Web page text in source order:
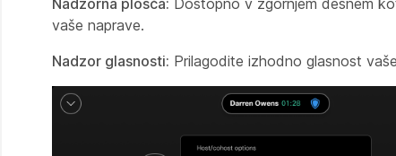
vaše naprave.
Nadzor glasnosti: Prilagodite izhodno glasnost